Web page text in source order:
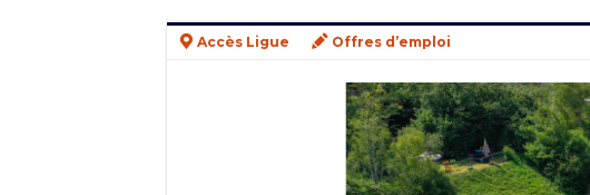
Accès Ligue Offres d’emploi